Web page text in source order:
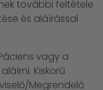
további feltétele
és aláírással
vagy a
Kiskorú
Megrendelő